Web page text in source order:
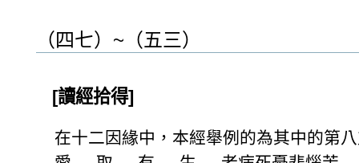
（四七）~（五三）
[讀經拾得]
在十二因緣中，本經舉例的為其中的第